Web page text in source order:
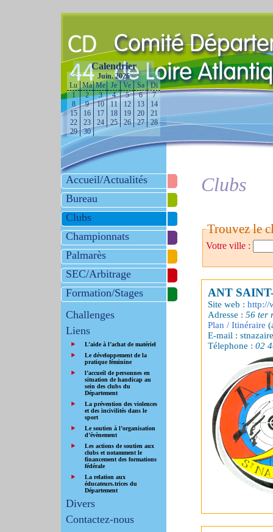
Calendrier
<< Juin. 2026
>>
Lu Ma Me Je Ve Sa
Di
1
2 3 4 5 6
7
8
9 10 11 12 13
14
15
16 17 18 19 20
21
22
23 24 25 26 27
28
29
30
Accueil/Actualités
Bureau
Clubs
Championnats
Palmarès
SEC/Arbitrage
Formation/Stages
Challenges
Liens
L’aide à l’achat de matériel
Le développement de la
pratique féminine
l’accueil de personnes en
situation de handicap au
sein des clubs du
Département
La prévention des violences
et des incivilités dans le
sport
Le soutien à l’organisation
d’évènement
Les actions de soutien aux
clubs et notamment le
financement des formations
fédérale
La relation aux
éducateurs.trices du
Département
Divers
Contactez-nous
Clubs
Trouvez le
Votre ville :
ANT
Site web : http://
Adresse : 56 ter
Plan / Itinéraire
E-mail :
Télephone : 02